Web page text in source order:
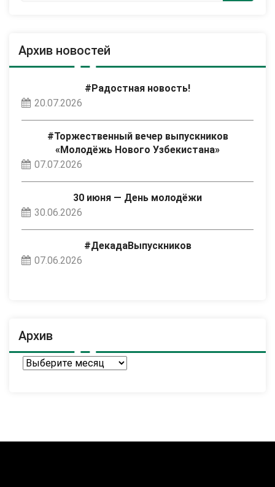
Архив новостей
#Радостная новость!
20.07.2026
#Торжественный вечер выпускников
«Молодёжь Нового Узбекистана»
07.07.2026
30 июня — День молодёжи
30.06.2026
#ДекадаВыпускников
07.06.2026
Архив
Архив